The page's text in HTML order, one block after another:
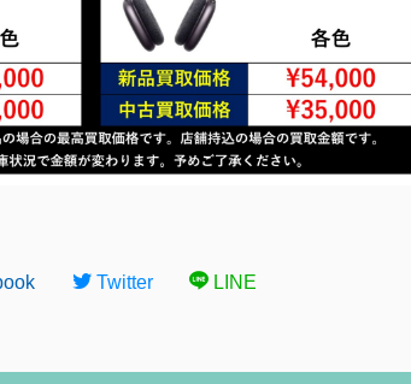
Twitter LINE